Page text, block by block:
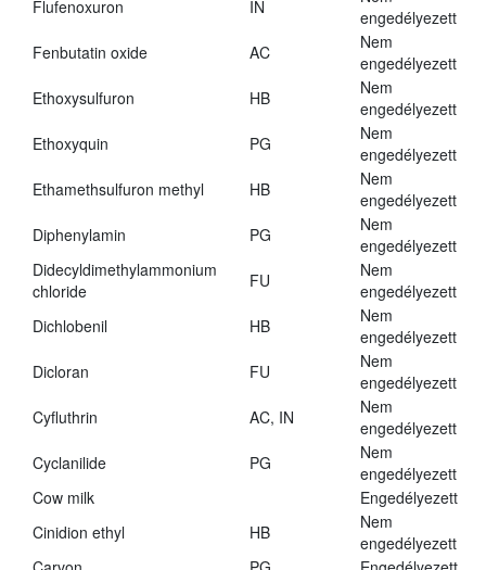
Flufenoxuron
IN
engedélyezett
Fenbutatin oxide
AC
Nem
engedélyezett
Ethoxysulfuron
HB
Nem
engedélyezett
Ethoxyquin
PG
Nem
engedélyezett
Ethamethsulfuron methyl
HB
Nem
engedélyezett
Diphenylamin
PG
Nem
engedélyezett
Didecyldimethylammonium
chloride
FU
Nem
engedélyezett
Dichlobenil
HB
Nem
engedélyezett
Dicloran
FU
Nem
engedélyezett
Cyfluthrin
AC, IN
Nem
engedélyezett
Cyclanilide
PG
Nem
engedélyezett
Cow milk
Engedélyezett
Cinidion ethyl
HB
Nem
engedélyezett